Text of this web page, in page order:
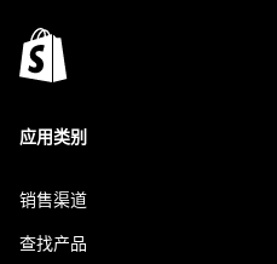
应用类别
销售渠道
查找产品